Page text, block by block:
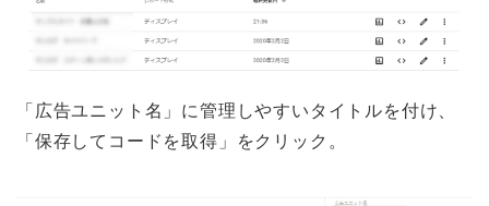
「広告ユニット名」に管理しやすいタイトルを付け、
「保存してコードを取得」をクリック。